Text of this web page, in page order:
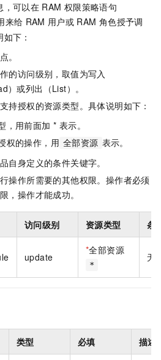
，可以在 RAM 权限策略语句
来给 RAM 用户或 RAM 角色授予调
下：
。
的访问级别，取值为写入
）或列出（List）。
持授权的资源类型。具体说明如下：
，用前面加 * 表示。
权的操作，用 全部资源 表示。
自身定义的条件关键字。
操作所需要的其他权限。操作者必须
，操作才能成功。
访问级别 资源类型 条
update
*全部资源
*
无
类型 必填 描述